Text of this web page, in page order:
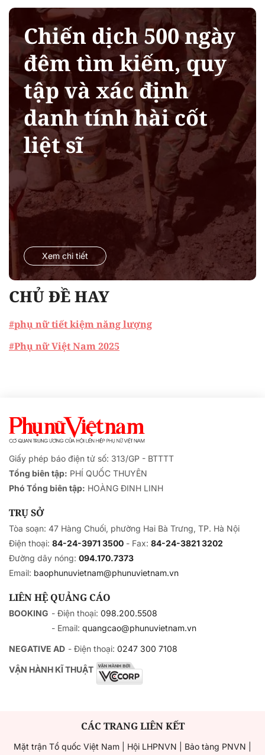
Chiến dịch 500 ngày
đêm tìm kiếm, quy
tập và xác định
danh tính hài cốt
liệt sĩ
Xem chi tiết
CHỦ ĐỀ HAY
#phụ nữ tiết kiệm năng lượng
#Phụ nữ Việt Nam 2025
Giấy phép báo điện tử số: 313/GP - BTTTT
Tổng biên tập: PHÍ QUỐC THUYÊN
Phó Tổng biên tập: HOÀNG ĐINH LINH
TRỤ SỞ
Tòa soạn: 47 Hàng Chuối, phường Hai Bà Trưng, TP. Hà Nội
Điện thoại: 84-24-3971 3500 - Fax: 84-24-3821 3202
Đường dây nóng: 094.170.7373
Email: baophunuvietnam@phunuvietnam.vn
LIÊN HỆ QUẢNG CÁO
BOOKING - Điện thoại: 098.200.5508
- Email: quangcao@phunuvietnam.vn
NEGATIVE AD - Điện thoại: 0247 300 7108
VẬN HÀNH KĨ THUẬT
CÁC TRANG LIÊN KẾT
Mặt trận Tổ quốc Việt Nam Hội LHPNVN Bảo tàng PNVN